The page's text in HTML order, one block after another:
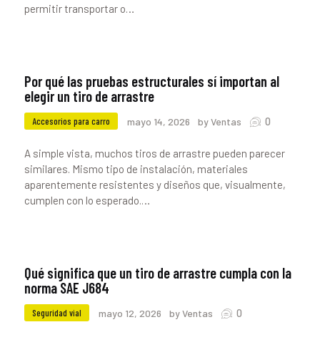
permitir transportar o…
Por qué las pruebas estructurales sí importan al
elegir un tiro de arrastre
Accesorios para carro mayo 14, 2026 by Ventas 0
A simple vista, muchos tiros de arrastre pueden parecer
similares. Mismo tipo de instalación, materiales
aparentemente resistentes y diseños que, visualmente,
cumplen con lo esperado.…
Qué significa que un tiro de arrastre cumpla con la
norma SAE J684
Seguridad vial mayo 12, 2026 by Ventas 0